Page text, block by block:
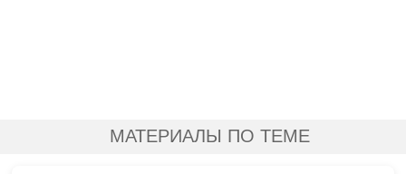
МАТЕРИАЛЫ ПО ТЕМЕ